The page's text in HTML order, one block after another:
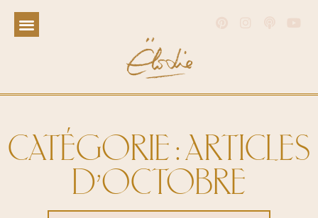
CATÉGORIE : ARTICLES
D’OCTOBRE